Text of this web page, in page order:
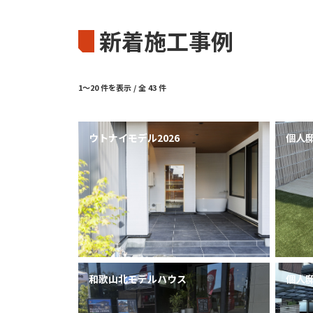
新着施工事例
1～20 件を表示 / 全 43 件
ウトナイモデル2026 個人
和歌山北モデルハウス 個人